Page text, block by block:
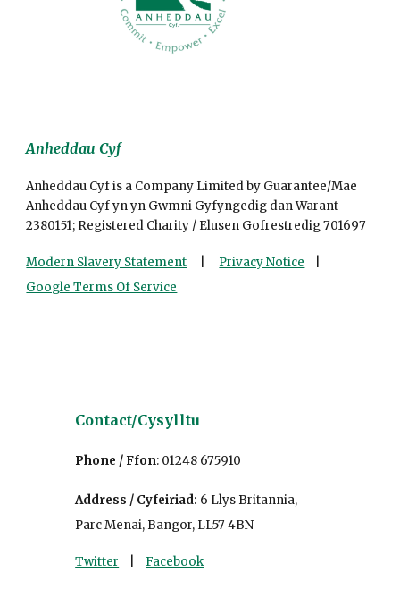
Anheddau Cyf
Anheddau Cyf is a Company Limited by Guarantee/Mae
Anheddau Cyf yn yn Gwmni Gyfyngedig dan Warant
2380151; Registered Charity / Elusen Gofrestredig 701697
Modern Slavery Statement Privacy Notice
Google Terms Of Service
Contact/Cysylltu
Phone / Ffon: 01248 675910
Address / Cyfeiriad: 6 Llys Britannia,
Parc Menai, Bangor, LL57 4BN
Twitter |Facebook